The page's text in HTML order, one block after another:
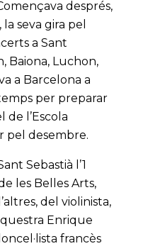
després,
seva gira pel
a Sant
Baiona, Luchon,
a Barcelona a
per preparar
de l’Escola
pel desembre.
Sebastià l’1
les Belles Arts,
del violinista,
Enrique
francès